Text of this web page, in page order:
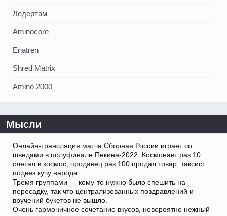
Ледертам
Aminocore
Enatren
Shred Matrix
Amino 2000
Мысли
Онлайн-трансляция матча Сборная России играет со
шведами в полуфинале Пекина-2022. Космонавт раз 10
слетал в космос, продавец раз 100 продал товар, таксист
подвез кучу народа...
Тремя группами — кому-то нужно было спешить на
пересадку, так что централизованных поздравлений и
вручений букетов не вышло.
Очень гармоничное сочетание вкусов, невероятно нежный